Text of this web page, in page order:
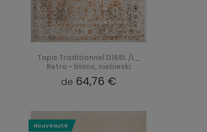
Tapis Traditionnel D168L /L_
Retro - blanc, niebieski
de 64,76 €
Nouveauté